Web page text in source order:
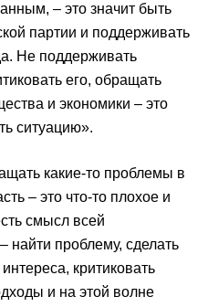
– это значит быть
партии и поддерживать
Не поддерживать
его, обращать
и экономики – это
ситуацию».
какие-то проблемы в
– это что-то плохое и
смысл всей
найти проблему, сделать
критиковать
и на этой волне